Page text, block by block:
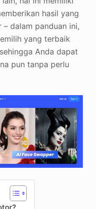
hasil yang
dalam panduan ini,
yang terbaik
Anda dapat
pun tanpa perlu